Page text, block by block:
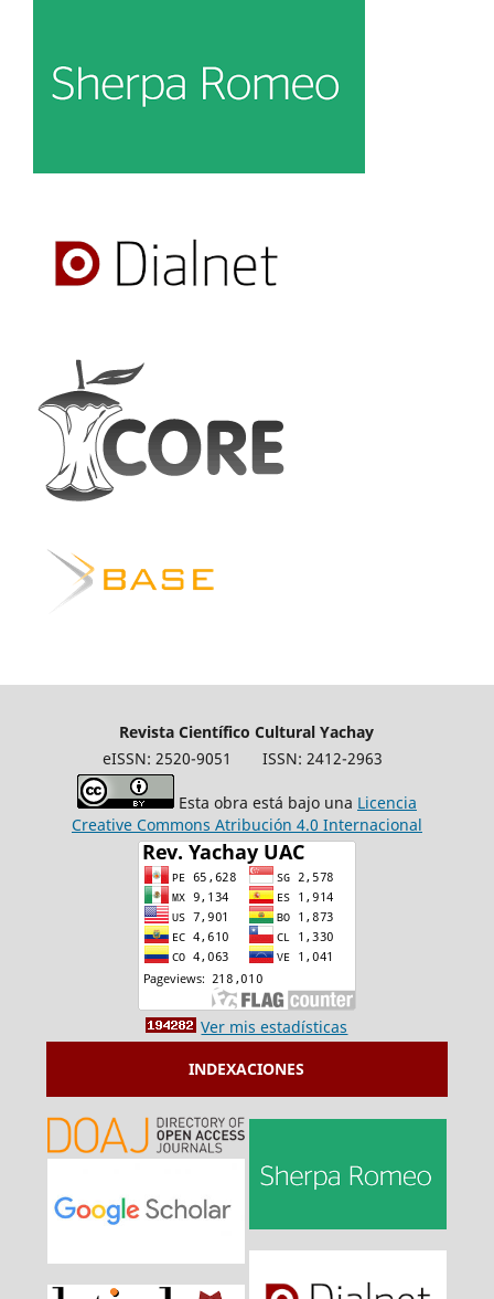
Revista Científico Cultural Yachay
eISSN: 2520-9051
ISSN: 2412-2963
Esta obra está bajo una Licencia
Creative Commons Atribución 4.0 Internacional
Ver mis estadísticas
INDEXACIONES